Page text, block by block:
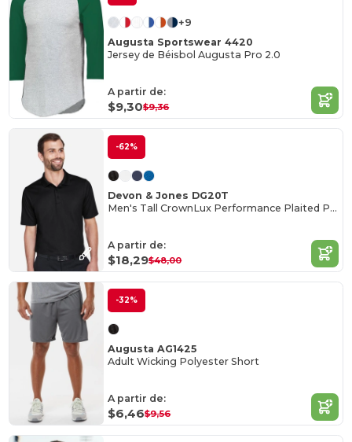
+9
Augusta Sportswear 4420
Jersey de Béisbol Augusta Pro 2.0
A partir de:
$9,30$9,36
-62%
Devon & Jones DG20T
Men's Tall CrownLux Performance Plaited Polo
A partir de:
$18,29$48,00
-32%
Augusta AG1425
Adult Wicking Polyester Short
A partir de:
$6,46$9,56